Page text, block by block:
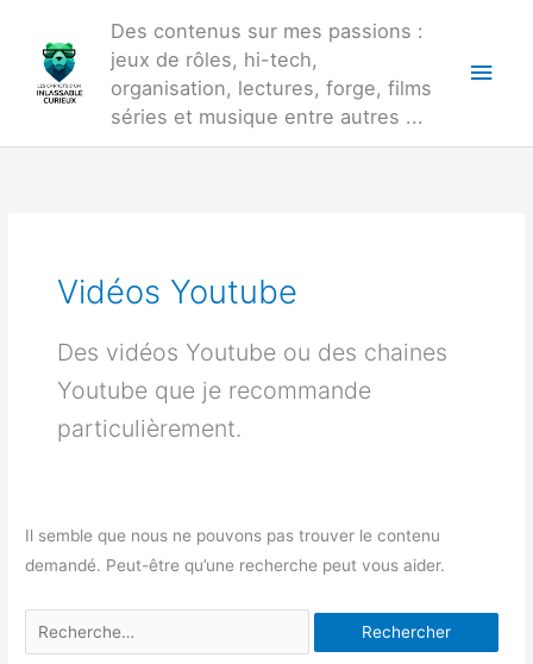
contenu
Des contenus sur mes passions :
jeux de rôles, hi-tech,
organisation, lectures, forge, films
séries et musique entre autres ...
Vidéos Youtube
Des vidéos Youtube ou des chaines
Youtube que je recommande
particulièrement.
Il semble que nous ne pouvons pas trouver le contenu
demandé. Peut-être qu’une recherche peut vous aider.
Rechercher :